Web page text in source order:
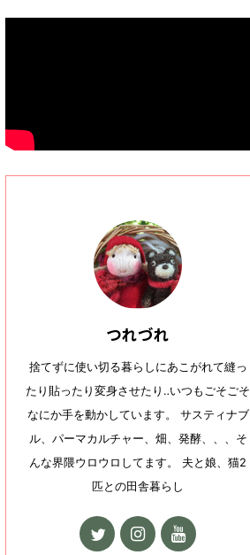
つれづれ
捨てずに使い切る暮らしにあこがれて縫っ
たり貼ったり変身させたり‥いつもごそごそ
なにか手を動かしています。 サスティナブ
ル、パーマカルチャー、畑、発酵、、、そ
んな界隈ウロウロしてます。 夫と娘、猫2
匹との田舎暮らし